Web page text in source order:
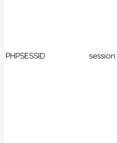
PHPSESSID session